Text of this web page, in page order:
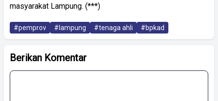
masyarakat Lampung. (***)
#pemprov #lampung #tenaga ahli #bpkad
Berikan Komentar